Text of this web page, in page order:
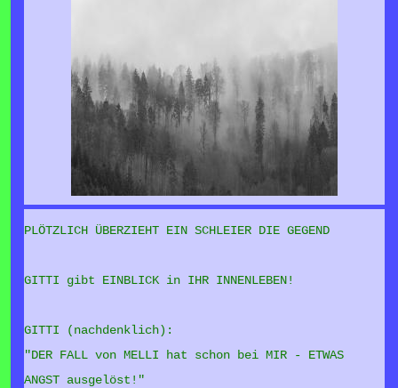
PLÖTZLICH ÜBERZIEHT EIN SCHLEIER DIE GEGEND
GITTI gibt EINBLICK in IHR INNENLEBEN!
GITTI (nachdenklich):
"DER FALL von MELLI hat schon bei MIR - ETWAS
ANGST ausgelöst!"